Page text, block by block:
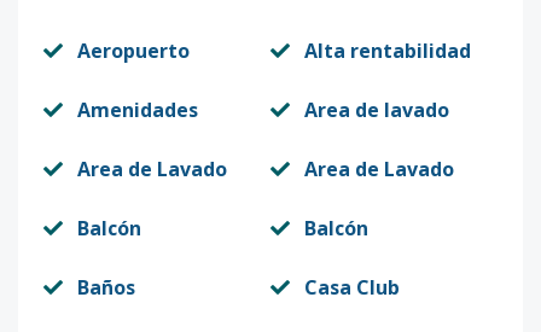
Aeropuerto Alta rentabilidad
Amenidades Area de lavado
Area de Lavado Area de Lavado
Balcón Balcón
Baños Casa Club